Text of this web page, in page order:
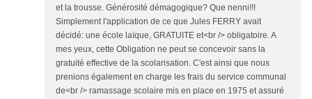
et la trousse. Générosité démagogique? Que nenni!!!
Simplement l'application de ce que Jules FERRY avait
décidé: une école laïque, GRATUITE et<br /> obligatoire. A
mes yeux, cette Obligation ne peut se concevoir sans la
gratuité effective de la scolarisation. C'est ainsi que nous
prenions également en charge les frais du service communal
de<br /> ramassage scolaire mis en place en 1975 et assuré